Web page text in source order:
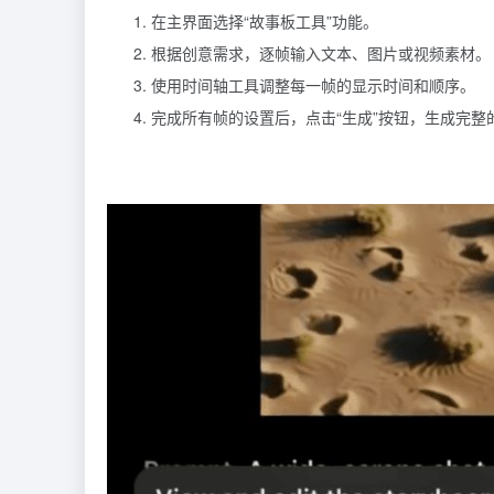
在主界面选择“故事板工具”功能。
根据创意需求，逐帧输入文本、图片或视频素材。
使用时间轴工具调整每一帧的显示时间和顺序。
完成所有帧的设置后，点击“生成”按钮，生成完整